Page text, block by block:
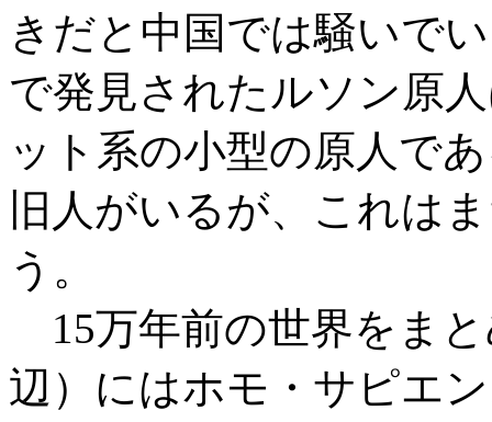
きだと中国では騒いで
で発見されたルソン原
ット系の小型の原人で
旧人がいるが、これは
う。
15万年前の世界をま
辺）にはホモ・サピエ